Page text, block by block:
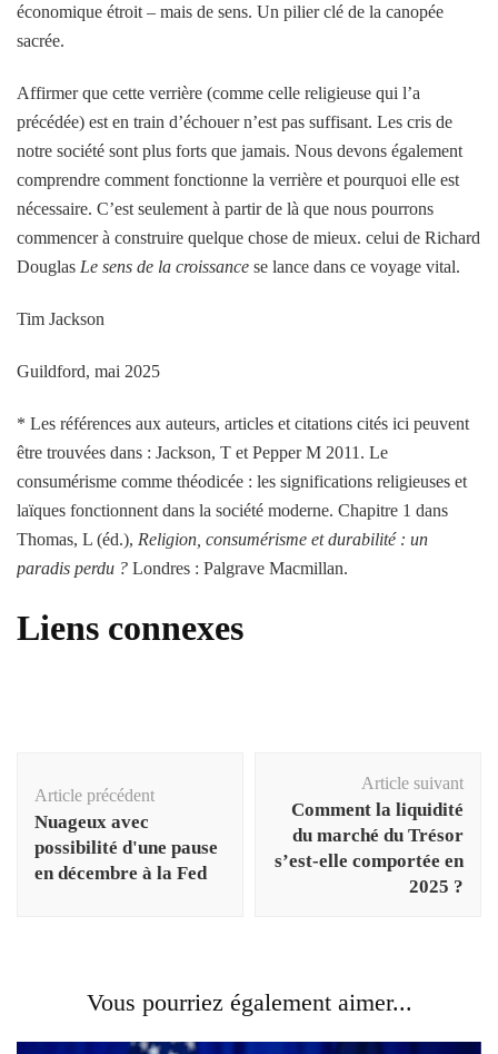
économique étroit – mais de sens. Un pilier clé de la canopée
sacrée.
Affirmer que cette verrière (comme celle religieuse qui l’a
précédée) est en train d’échouer n’est pas suffisant. Les cris de
notre société sont plus forts que jamais. Nous devons également
comprendre comment fonctionne la verrière et pourquoi elle est
nécessaire. C’est seulement à partir de là que nous pourrons
commencer à construire quelque chose de mieux. celui de Richard
Douglas Le sens de la croissance se lance dans ce voyage vital.
Tim Jackson
Guildford, mai 2025
* Les références aux auteurs, articles et citations cités ici peuvent
être trouvées dans : Jackson, T et Pepper M 2011. Le
consumérisme comme théodicée : les significations religieuses et
laïques fonctionnent dans la société moderne. Chapitre 1 dans
Thomas, L (éd.), Religion, consumérisme et durabilité : un
paradis perdu ? Londres : Palgrave Macmillan.
Liens connexes
d'article
Article précédent
Nuageux avec
possibilité d'une pause
en décembre à la Fed
Article suivant
Comment la liquidité
du marché du Trésor
s’est-elle comportée en
2025 ?
Vous pourriez également aimer...